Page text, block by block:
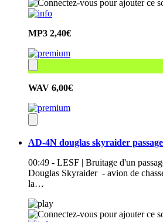
MP3 2,40€
WAV 6,00€
AD-4N douglas skyraider
00:49 - LESF | Bruitage d'un
Douglas Skyraider - avion de
la…